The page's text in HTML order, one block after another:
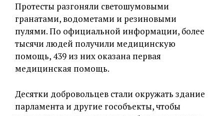
Протесты разгоняли светошумовыми
гранатами, водометами и резиновыми
пулями. По официальной информации, более
тысячи людей получили медицинскую
помощь, 439 из них оказана первая
медицинская помощь.
Десятки добровольцев стали окружать здание
парламента и другие гособъекты, чтобы